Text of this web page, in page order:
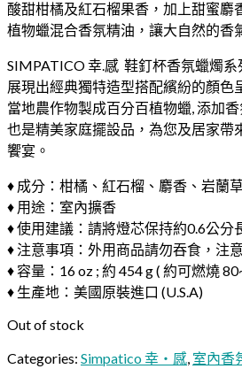
酸甜柑橘及紅石榴果香，加上甜蜜麝
植物蠟混合香氛精油，讓大自然的香
SIMPATICO 幸.感 鞋釘杯香氛蠟燭
展現出經典獨特造型搭配繽紛的顏色
當地農作物製成百分百植物蠟, 添加
也是精美家庭擺設品，為您及居家帶
饗宴。
♦ 成分：柑橘、紅石榴、麝香、岩蘭
♦ 用途：室內擴香
♦ 使用建議：請將燈芯保持約0.6公分
♦ 注意事項：外用商品請勿吞食，注
♦ 容量：16 oz ; 約 454 g ( 約可燃燒
♦ 生產地：美國原裝進口 (U.S.A)
Out of stock
Categories: Simpatico 幸・感, 室內香